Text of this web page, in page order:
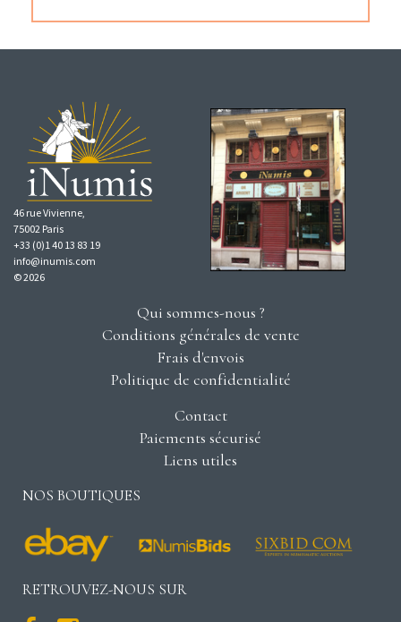
46 rue Vivienne,
75002 Paris
+33 (0)1 40 13 83 19
info@inumis.com
© 2026
Qui sommes-nous ?
Conditions générales de vente
Frais d'envois
Politique de confidentialité
Contact
Paiements sécurisé
Liens utiles
NOS BOUTIQUES
RETROUVEZ-NOUS SUR